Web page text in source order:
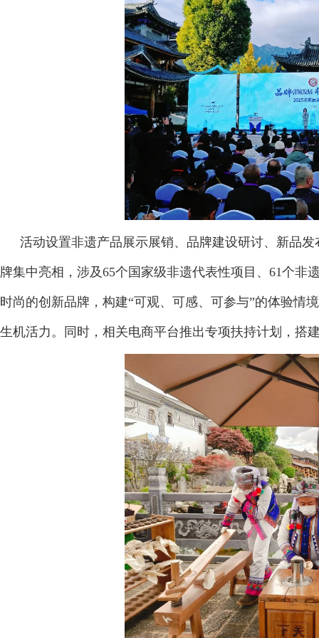
活动设置非遗产品展示展销、品牌建设研讨、新品
牌集中亮相，涉及65个国家级非遗代表性项目、61个非
时尚的创新品牌，构建“可观、可感、可参与”的体验情
生机活力。同时，相关电商平台推出专项扶持计划，搭